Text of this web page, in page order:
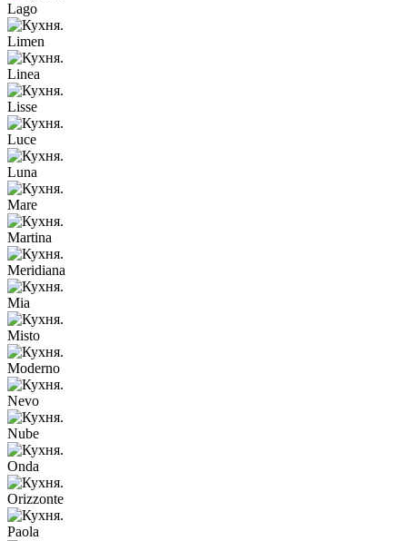
Lago
Limen
Linea
Lisse
Luce
Luna
Mare
Martina
Meridiana
Mia
Misto
Moderno
Nevo
Nube
Onda
Orizzonte
Paola